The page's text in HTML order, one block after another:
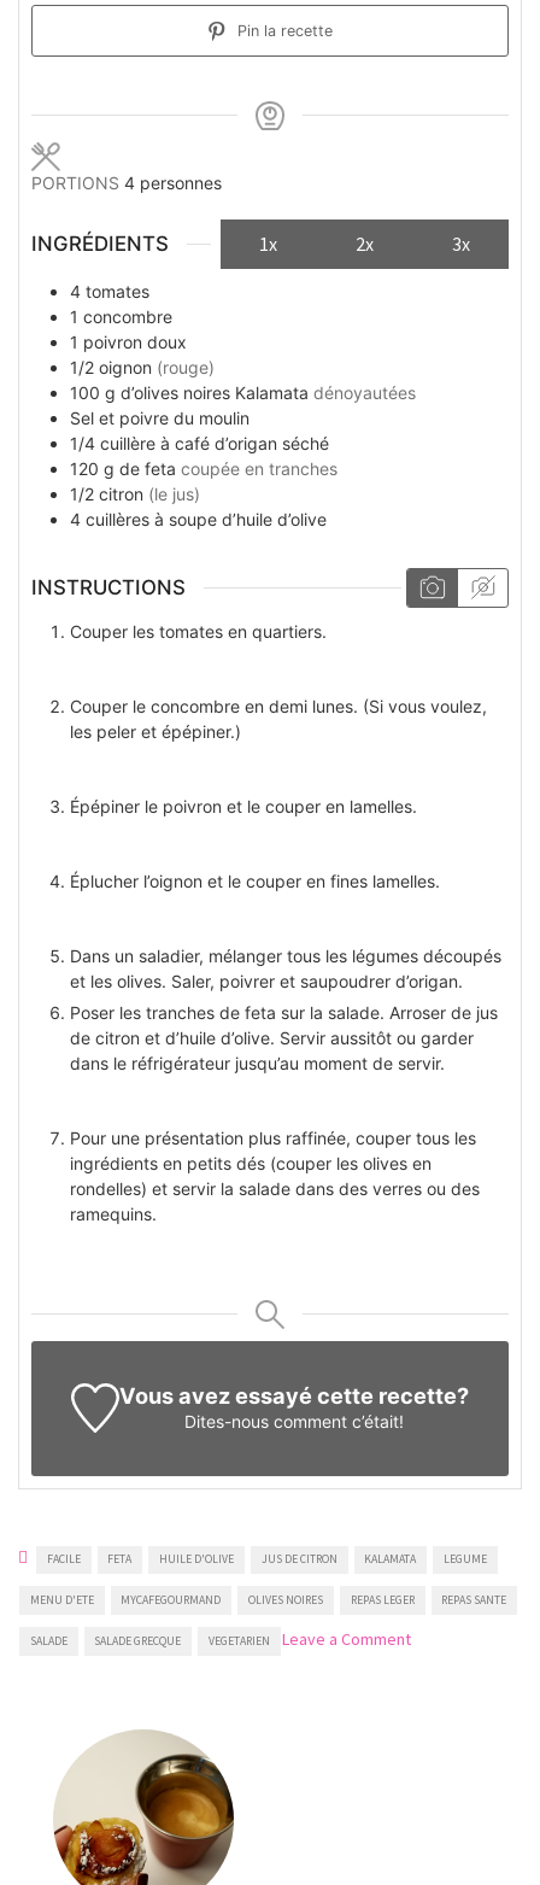
Pin la recette
PORTIONS 4 personnes
INGRÉDIENTS 1x 2x 3x
4 tomates
1 concombre
1 poivron doux
1/2 oignon (rouge)
100 g d’olives noires Kalamata dénoyautées
Sel et poivre du moulin
1/4 cuillère à café d’origan séché
120 g de feta coupée en tranches
1/2 citron (le jus)
4 cuillères à soupe d’huile d’olive
INSTRUCTIONS
Couper les tomates en quartiers.
Couper le concombre en demi lunes. (Si vous voulez,
les peler et épépiner.)
Épépiner le poivron et le couper en lamelles.
Éplucher l’oignon et le couper en fines lamelles.
Dans un saladier, mélanger tous les légumes découpés
et les olives. Saler, poivrer et saupoudrer d’origan.
Poser les tranches de feta sur la salade. Arroser de jus
de citron et d’huile d’olive. Servir aussitôt ou garder
dans le réfrigérateur jusqu’au moment de servir.
Pour une présentation plus raffinée, couper tous les
ingrédients en petits dés (couper les olives en
rondelles) et servir la salade dans des verres ou des
ramequins.
Vous avez essayé cette recette?
Dites-nous comment c’était!
FACILE FETA HUILE D'OLIVE JUS DE CITRON KALAMATA LEGUME
MENU D'ETE MYCAFEGOURMAND OLIVES NOIRES REPAS LEGER REPAS SANTE
SALADE SALADE GRECQUE VEGETARIEN Leave a Commenton